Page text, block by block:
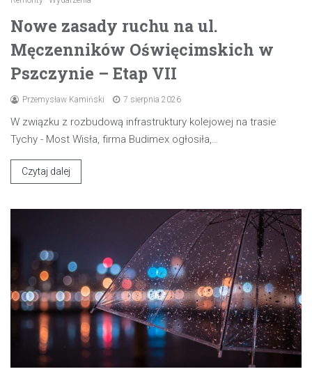
Nowe zasady ruchu na ul.
Męczenników Oświęcimskich w
Pszczynie – Etap VII
Przemysław Kamiński 7 sierpnia 2026
W związku z rozbudową infrastruktury kolejowej na trasie
Tychy - Most Wisła, firma Budimex ogłosiła,…
Czytaj dalej